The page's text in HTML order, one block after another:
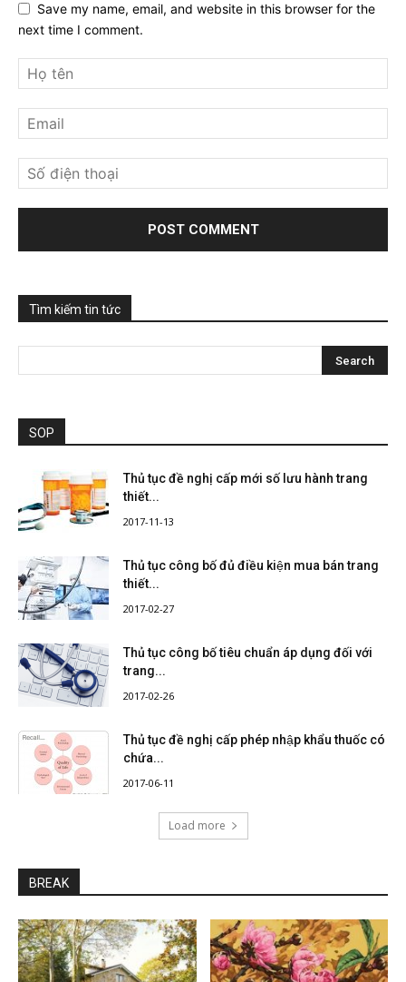
Save my name, email, and website in this browser for the
next time I comment.
Tìm kiếm tin tức
SOP
Thủ tục đề nghị cấp mới số lưu hành trang
thiết...
2017-11-13
Thủ tục công bố đủ điều kiện mua bán trang
thiết...
2017-02-27
Thủ tục công bố tiêu chuẩn áp dụng đối với
trang...
2017-02-26
Thủ tục đề nghị cấp phép nhập khẩu thuốc có
chứa...
2017-06-11
Load more
BREAK